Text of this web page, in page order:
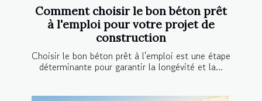
Comment choisir le bon béton prêt
à l'emploi pour votre projet de
construction
Choisir le bon béton prêt à l'emploi est une étape
déterminante pour garantir la longévité et la...